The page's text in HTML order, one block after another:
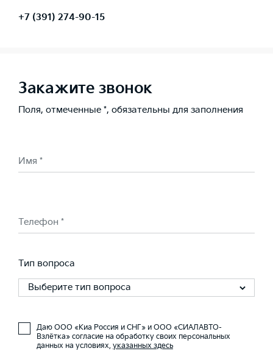
+7 (391) 274-90-15
Закажите звонок
Поля, отмеченные *, обязательны для заполнения
Имя *
Телефон *
Тип вопроса
Выберите тип вопроса
Даю ООО «Киа Россия и СНГ» и ООО «СИАЛАВТО-
Взлётка» согласие на обработку своих персональных
данных на условиях, указанных здесь